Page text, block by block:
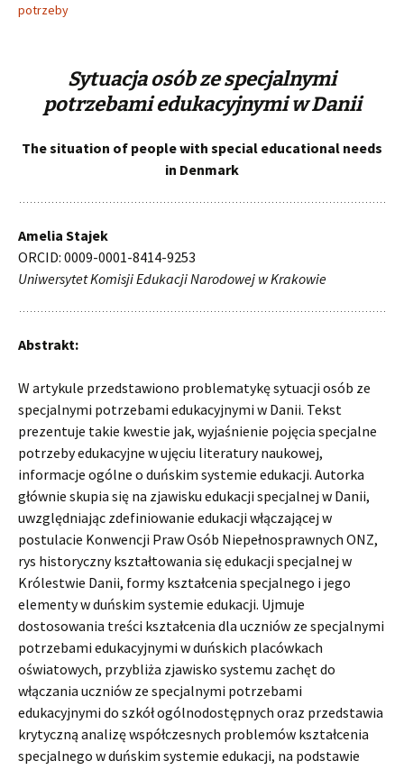
potrzeby
Sytuacja osób ze specjalnymi
potrzebami edukacyjnymi w Danii
The situation of people with special educational needs
in Denmark
Amelia Stajek
ORCID: 0009-0001-8414-9253
Uniwersytet Komisji Edukacji Narodowej w Krakowie
Abstrakt:
W artykule przedstawiono problematykę sytuacji osób ze
specjalnymi potrzebami edukacyjnymi w Danii. Tekst
prezentuje takie kwestie jak, wyjaśnienie pojęcia specjalne
potrzeby edukacyjne w ujęciu literatury naukowej,
informacje ogólne o duńskim systemie edukacji. Autorka
głównie skupia się na zjawisku edukacji specjalnej w Danii,
uwzględniając zdefiniowanie edukacji włączającej w
postulacie Konwencji Praw Osób Niepełnosprawnych ONZ,
rys historyczny kształtowania się edukacji specjalnej w
Królestwie Danii, formy kształcenia specjalnego i jego
elementy w duńskim systemie edukacji. Ujmuje
dostosowania treści kształcenia dla uczniów ze specjalnymi
potrzebami edukacyjnymi w duńskich placówkach
oświatowych, przybliża zjawisko systemu zachęt do
włączania uczniów ze specjalnymi potrzebami
edukacyjnymi do szkół ogólnodostępnych oraz przedstawia
krytyczną analizę współczesnych problemów kształcenia
specjalnego w duńskim systemie edukacji, na podstawie